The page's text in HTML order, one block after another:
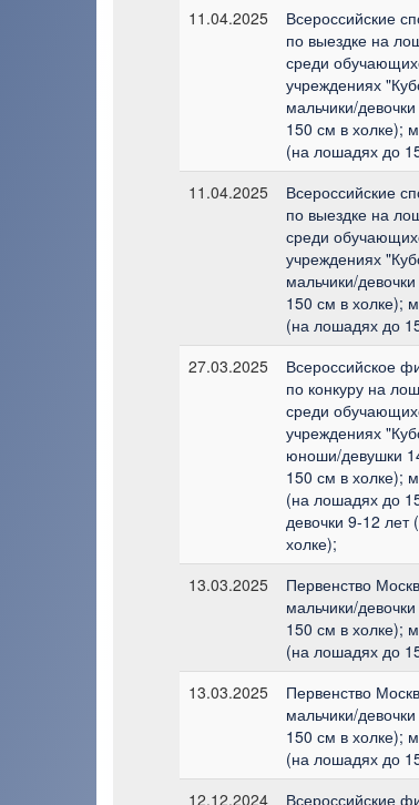
11.04.2025
Всероссийские
по выездке на
среди
учреждениях
мальчики/
150 см в холке);
(на лошадях до
11.04.2025
Всероссийские
по выездке на
среди
учреждениях
мальчики/
150 см в холке);
(на лошадях до
27.03.2025
Всероссийское
по конкуру на
среди
учреждениях
юноши/девушки
150 см в холке);
(на лошадях до
девочки 9-12
холке);
13.03.2025
Первенство
мальчики/
150 см в холке);
(на лошадях до
13.03.2025
Первенство
мальчики/
150 см в холке);
(на лошадях до
12.12.2024 Всероссийские